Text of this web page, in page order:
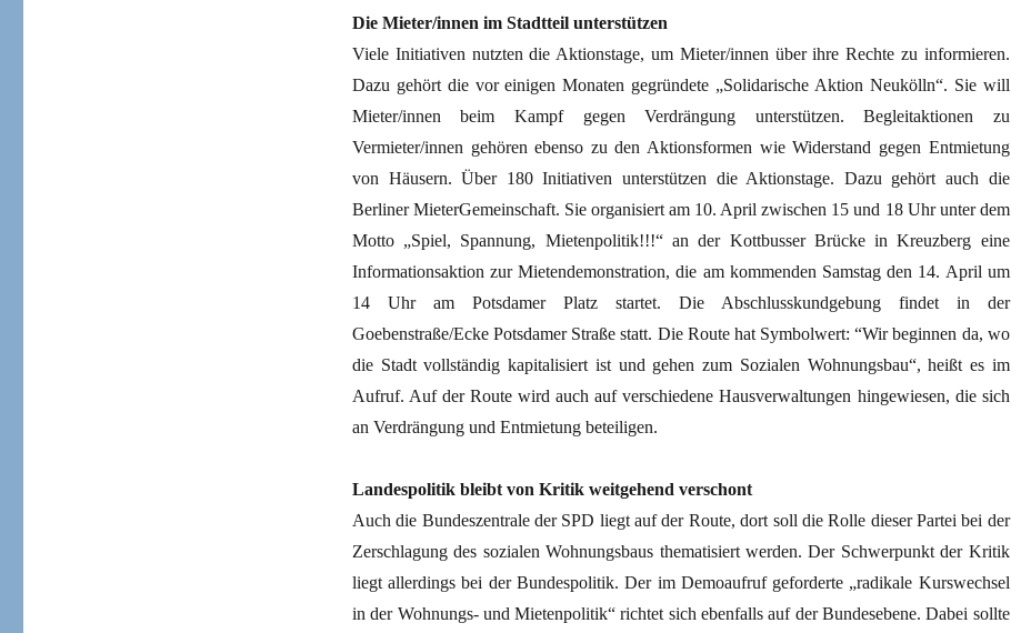
Die Mieter/innen im Stadtteil unterstützen
Viele Initiativen nutzten die Aktionstage, um Mieter/innen über ihre Rechte zu informieren.
Dazu gehört die vor einigen Monaten gegründete „Solidarische Aktion Neukölln“. Sie will
Mieter/innen beim Kampf gegen Verdrängung unterstützen. Begleitaktionen zu
Vermieter/innen gehören ebenso zu den Aktionsformen wie Widerstand gegen Entmietung
von Häusern. Über 180 Initiativen unterstützen die Aktionstage. Dazu gehört auch die
Berliner MieterGemeinschaft. Sie organisiert am 10. April zwischen 15 und 18 Uhr unter dem
Motto „Spiel, Spannung, Mietenpolitik!!!“ an der Kottbusser Brücke in Kreuzberg eine
Informationsaktion zur Mietendemonstration, die am kommenden Samstag den 14. April um
14 Uhr am Potsdamer Platz startet. Die Abschlusskundgebung findet in der
Goebenstraße/Ecke Potsdamer Straße statt. Die Route hat Symbolwert: “Wir beginnen da, wo
die Stadt vollständig kapitalisiert ist und gehen zum Sozialen Wohnungsbau“, heißt es im
Aufruf. Auf der Route wird auch auf verschiedene Hausverwaltungen hingewiesen, die sich
an Verdrängung und Entmietung beteiligen.
Landespolitik bleibt von Kritik weitgehend verschont
Auch die Bundeszentrale der SPD liegt auf der Route, dort soll die Rolle dieser Partei bei der
Zerschlagung des sozialen Wohnungsbaus thematisiert werden. Der Schwerpunkt der Kritik
liegt allerdings bei der Bundespolitik. Der im Demoaufruf geforderte „radikale Kurswechsel
in der Wohnungs- und Mietenpolitik“ richtet sich ebenfalls auf der Bundesebene. Dabei sollte